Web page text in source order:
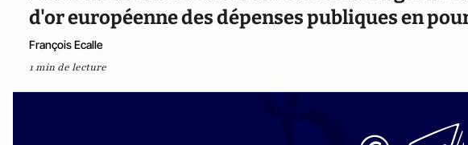
d'or européenne des dépenses publiques en
François Ecalle
1 min de lecture